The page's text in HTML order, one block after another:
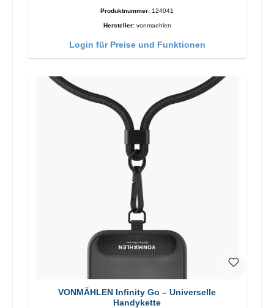
Produktnummer: 124041
Hersteller: vonmaehlen
Login für Preise und Funktionen
VONMÄHLEN Infinity Go – Universelle
Handykette